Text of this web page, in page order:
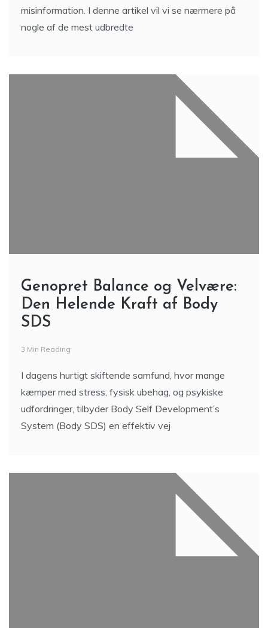
misinformation. I denne artikel vil vi se nærmere på
nogle af de mest udbredte
Genopret Balance og Velvære:
Den Helende Kraft af Body
SDS
3 Min Reading
I dagens hurtigt skiftende samfund, hvor mange
kæmper med stress, fysisk ubehag, og psykiske
udfordringer, tilbyder Body Self Development’s
System (Body SDS) en effektiv vej